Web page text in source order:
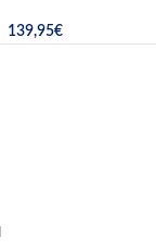
139,95€